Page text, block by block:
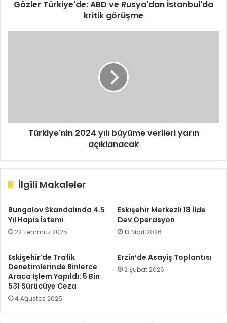
Gözler Türkiye'de: ABD ve Rusya'dan İstanbul'da
kritik görüşme
Türkiye'nin 2024 yılı büyüme verileri yarın
açıklanacak
İlgili Makaleler
Bungalov Skandalında 4.5
Yıl Hapis İstemi
22 Temmuz 2025
Eskişehir Merkezli 18 İlde
Dev Operasyon
13 Mart 2026
Eskişehir’de Trafik
Denetimlerinde Binlerce
Araca İşlem Yapıldı: 5 Bin
531 Sürücüye Ceza
4 Ağustos 2025
Erzin’de Asayiş Toplantısı
2 Şubat 2026